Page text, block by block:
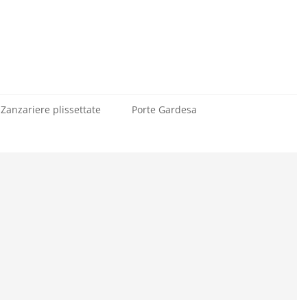
Zanzariere plissettate Porte Gardesa